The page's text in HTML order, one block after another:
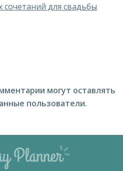
сочетаний для свадьбы
могут оставлять
пользователи.